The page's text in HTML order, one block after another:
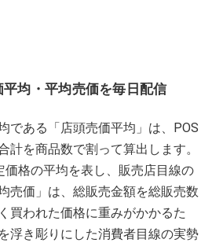
均・平均売価を毎日配信
である「店頭売価平均」は、POS
計を商品数で割って算出します。
価格の平均を表し、販売店目線の
売価」は、総販売金額を総販売数
買われた価格に重みがかかるた
浮き彫りにした消費者目線の実勢